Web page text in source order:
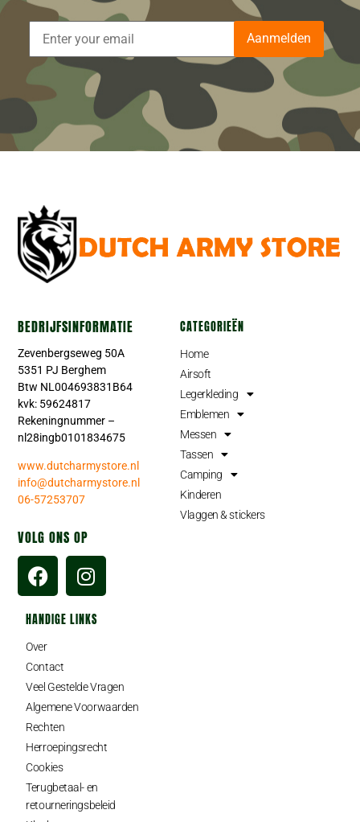
Aanmelden
BEDRIJFSINFORMATIE
Zevenbergseweg 50A
5351 PJ Berghem
Btw NL004693831B64
kvk: 59624817
Rekeningnummer –
nl28ingb0101834675
www.dutcharmystore.nl
info@dutcharmystore.nl
06-57253707
VOLG ONS OP
CATEGORIEËN
Home
Airsoft
Legerkleding
Emblemen
Messen
Tassen
Camping
Kinderen
Vlaggen & stickers
HANDIGE LINKS
Over
Contact
Veel Gestelde Vragen
Algemene Voorwaarden
Rechten
Herroepingsrecht
Cookies
Terugbetaal- en
retourneringsbeleid